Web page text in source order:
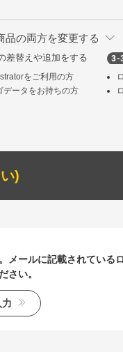
品の両方を変更する
差替えや追加をする
をご利用の方
データをお持ちの方
)
ールに記載されている
さい。